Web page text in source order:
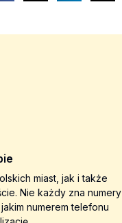
miast, jak i także
Nie każdy zna numery
numerem telefonu